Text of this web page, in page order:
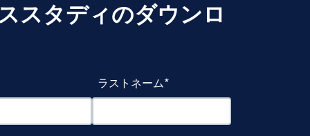
スタディのダウンロ
ラストネーム